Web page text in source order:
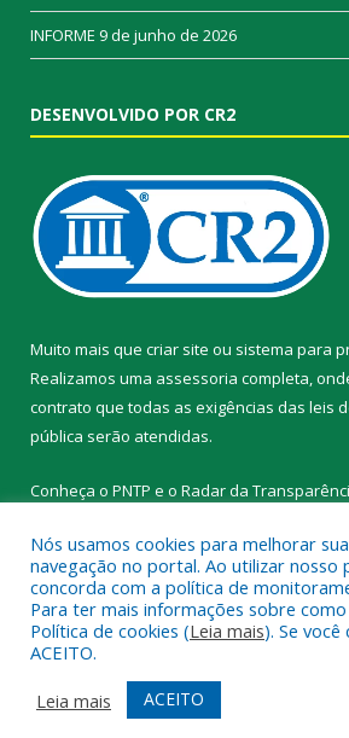
INFORME 9 de junho de 2026
DESENVOLVIDO POR CR2
Muito mais que criar site ou sistema para
Realizamos uma assessoria completa,
contrato que todas as exigências das leis
pública serão atendidas.
Conheça o PNTP e o Radar da
Todos os direitos reservados a
Progresso.
Mapa do Site
Acessar Área
Acessar Webmail
Nós usamos cookies para melhorar
navegação no portal. Ao utilizar nosso
concorda com a política de
Para ter mais informações sobre
Política de cookies (Leia mais). Se
ACEITO.
Leia mais
ACEITO